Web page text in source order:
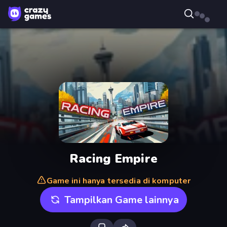
Racing Empire
Game ini hanya tersedia di komputer
Tampilkan Game lainnya